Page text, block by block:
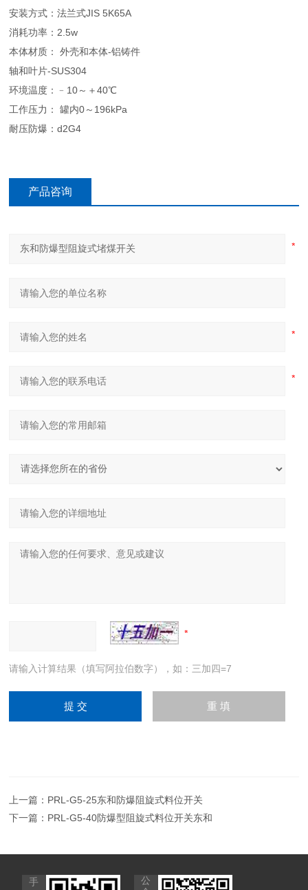
安装方式：法兰式JIS 5K65A
消耗功率：2.5w
本体材质： 外壳和本体-铝铸件
轴和叶片-SUS304
环境温度：﹣10～＋40℃
工作压力： 罐内0～196kPa
耐压防爆：d2G4
产品咨询
请输入计算结果（填写阿拉伯数字），如：三加四=7
上一篇： PRL-G5-25东和防爆阻旋式料位开关
下一篇： PRL-G5-40防爆型阻旋式料位开关东和
手
公